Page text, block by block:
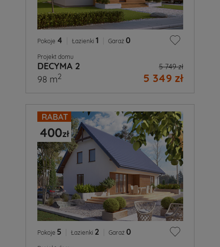
Pokoje 4 Łazienki 1 Garaż 0
Projekt domu
DECYMA 2 5 749 zł
5 349 zł
98 m2
Pokoje 5 Łazienki 2 Garaż 0